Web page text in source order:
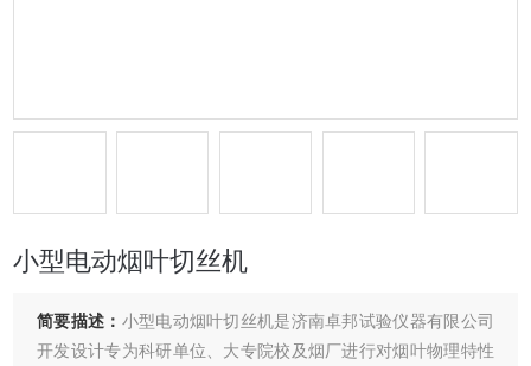
小型电动烟叶切丝机
简要描述： 小型电动烟叶切丝机是济南卓邦试验仪器有限公司
开发设计专为科研单位、大专院校及烟厂进行对烟叶物理特性